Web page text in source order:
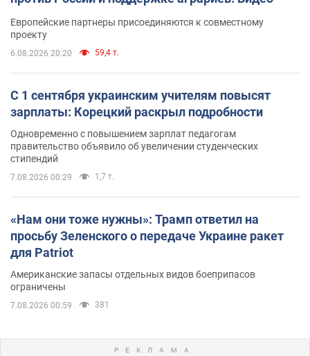
Европейские партнеры присоединяются к совместному
проекту
6.08.2026 20:20 59,4 т.
С 1 сентября украинским учителям повысят
зарплаты: Корецкий раскрыл подробности
Одновременно с повышением зарплат педагогам
правительство объявило об увеличении студенческих
стипендий
7.08.2026 00:29 1,7 т.
«Нам они тоже нужны»: Трамп ответил на
просьбу Зеленского о передаче Украине ракет
для Patriot
Американские запасы отдельных видов боеприпасов
ограничены
7.08.2026 00:59 381